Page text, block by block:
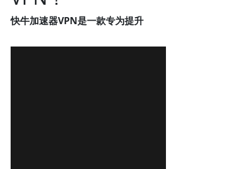
快牛加速器VPN是一款专为提升